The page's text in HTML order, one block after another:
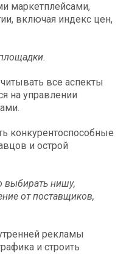
маркетплейсами,
включая индекс цен,
все аспекты
на управлении
конкурентоспособные
и острой
выбирать нишу,
от поставщиков,
рекламы
и строить